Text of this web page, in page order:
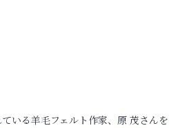
いる羊毛フェルト作家、原 茂さん